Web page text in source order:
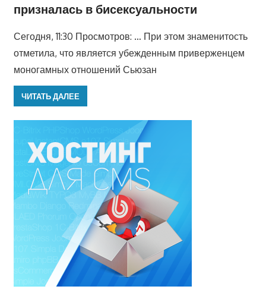
призналась в бисексуальности
Сегодня, 11:30 Просмотров: … При этом знаменитость
отметила, что является убежденным приверженцем
моногамных отношений Сьюзан
ЧИТАТЬ ДАЛЕЕ